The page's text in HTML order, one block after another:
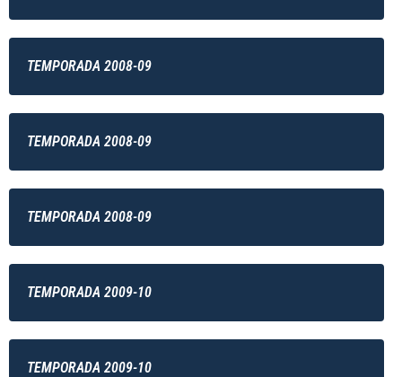
TEMPORADA 2008-09
TEMPORADA 2008-09
TEMPORADA 2008-09
TEMPORADA 2009-10
TEMPORADA 2009-10